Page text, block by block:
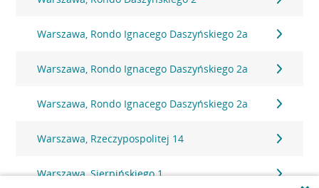
Warszawa, Rondo Ignacego Daszyńskiego 2a
Warszawa, Rondo Ignacego Daszyńskiego 2a
Warszawa, Rondo Ignacego Daszyńskiego 2a
Warszawa, Rzeczypospolitej 14
Warszawa, Sierpińskiego 1